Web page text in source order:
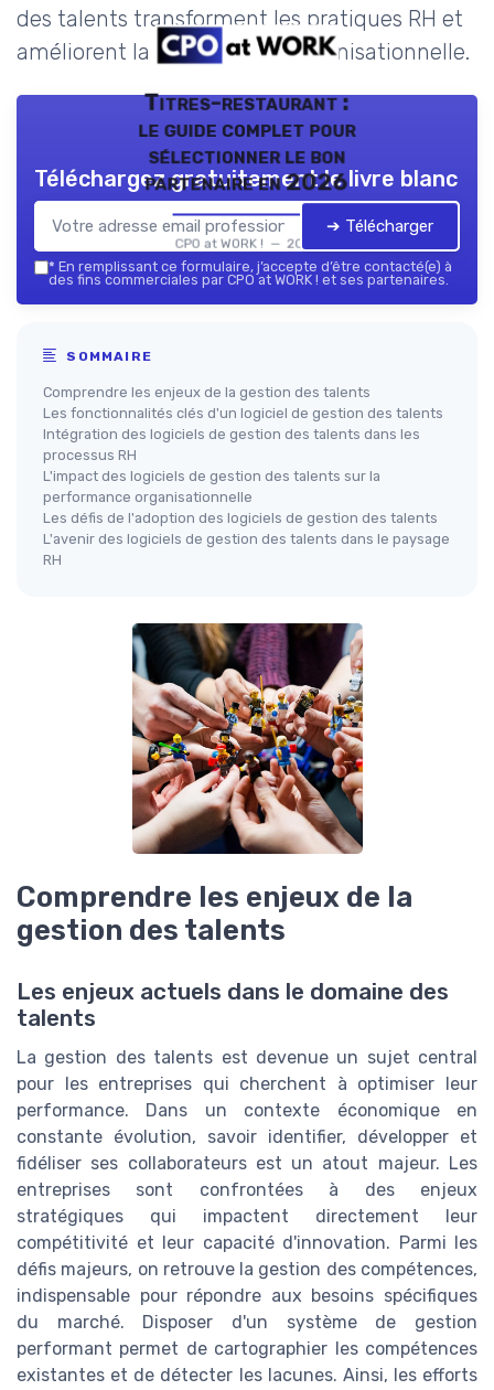
des talents transforment les pratiques RH et
améliorent la performance organisationnelle.
Titres-restaurant :
le guide complet pour
sélectionner le bon
partenaire en 2026
CPO at WORK ! — 2026
Téléchargez gratuitement le livre blanc
➔ Télécharger
* En remplissant ce formulaire, j’accepte d’être contacté(e) à
des fins commerciales par CPO at WORK ! et ses partenaires.
SOMMAIRE
Comprendre les enjeux de la gestion des talents
Les fonctionnalités clés d'un logiciel de gestion des talents
Intégration des logiciels de gestion des talents dans les
processus RH
L'impact des logiciels de gestion des talents sur la
performance organisationnelle
Les défis de l'adoption des logiciels de gestion des talents
L'avenir des logiciels de gestion des talents dans le paysage
RH
Comprendre les enjeux de la
gestion des talents
Les enjeux actuels dans le domaine des
talents
La gestion des talents est devenue un sujet central
pour les entreprises qui cherchent à optimiser leur
performance. Dans un contexte économique en
constante évolution, savoir identifier, développer et
fidéliser ses collaborateurs est un atout majeur. Les
entreprises sont confrontées à des enjeux
stratégiques qui impactent directement leur
compétitivité et leur capacité d'innovation. Parmi les
défis majeurs, on retrouve la gestion des compétences,
indispensable pour répondre aux besoins spécifiques
du marché. Disposer d'un système de gestion
performant permet de cartographier les compétences
existantes et de détecter les lacunes. Ainsi, les efforts